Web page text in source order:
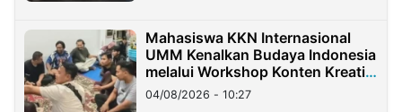
Mahasiswa KKN Internasional
UMM Kenalkan Budaya Indonesia
melalui Workshop Konten Kreatif
di Taiwan
04/08/2026 - 10:27